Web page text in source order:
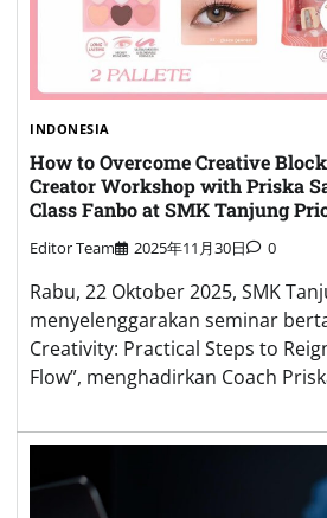
INDONESIA
How to Overcome Creative
Creator Workshop with Priska
Class Fanbo at SMK Tanjung
Editor Team 2025年11月30日 0
Rabu, 22 Oktober 2025, SMK
menyelenggarakan seminar
Creativity: Practical Steps to
Flow”, menghadirkan Coach